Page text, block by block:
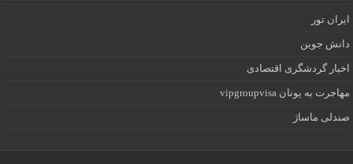
ایران تور
دانش جوین
اخبار گردشگری اقتصادی
مهاجرت به یونان vipgroupvisa
صندلی ماساژ